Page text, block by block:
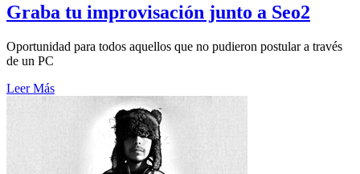
Graba tu improvisación junto a Seo2
Oportunidad para todos aquellos que no pudieron postular a través
de un PC
Leer Más